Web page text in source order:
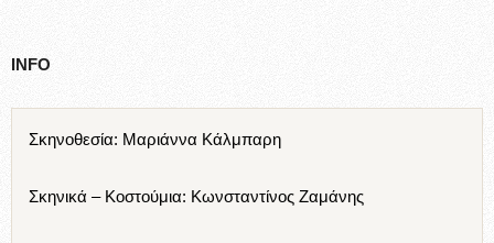
INFO
Σκηνοθεσία: Μαριάννα Κάλμπαρη
Σκηνικά – Κοστούμια: Κωνσταντίνος Ζαμάνης